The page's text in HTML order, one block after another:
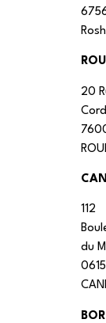
20
112
du